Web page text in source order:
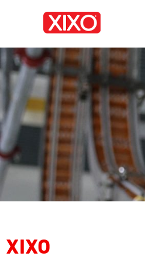
XIXO